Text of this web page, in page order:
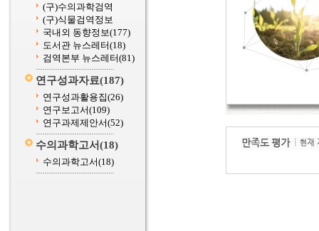
(구)수의과학검역
(구)식물검역정보
국내외 동향정보(177)
도서관 뉴스레터(18)
검역본부 뉴스레터(81)
연구성과자료(187)
연구성과활용집(26)
연구보고서(109)
연구과제제안서(52)
수의과학고서(18)
수의과학고서(18)